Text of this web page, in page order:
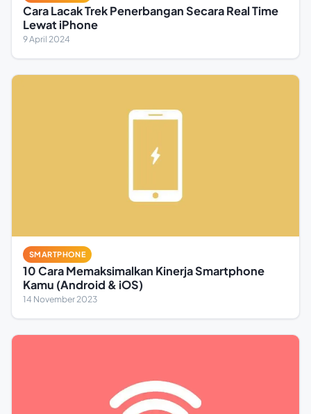
Cara Lacak Trek Penerbangan Secara Real Time
Lewat iPhone
9 April 2024
SMARTPHONE
10 Cara Memaksimalkan Kinerja Smartphone
Kamu (Android & iOS)
14 November 2023